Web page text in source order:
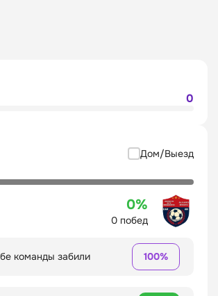
0
Дом/Выезд
0%
0 побед
команды забили 100%